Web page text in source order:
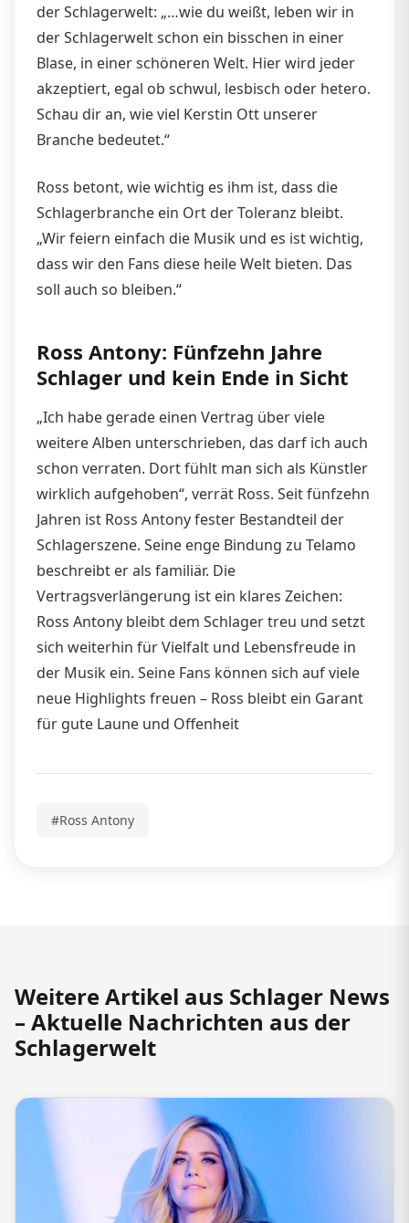
der Schlagerwelt: „…wie du weißt, leben wir in
der Schlagerwelt schon ein bisschen in einer
Blase, in einer schöneren Welt. Hier wird jeder
akzeptiert, egal ob schwul, lesbisch oder hetero.
Schau dir an, wie viel Kerstin Ott unserer
Branche bedeutet.“
Ross betont, wie wichtig es ihm ist, dass die
Schlagerbranche ein Ort der Toleranz bleibt.
„Wir feiern einfach die Musik und es ist wichtig,
dass wir den Fans diese heile Welt bieten. Das
soll auch so bleiben.“
Ross Antony: Fünfzehn Jahre
Schlager und kein Ende in Sicht
„Ich habe gerade einen Vertrag über viele
weitere Alben unterschrieben, das darf ich auch
schon verraten. Dort fühlt man sich als Künstler
wirklich aufgehoben“, verrät Ross. Seit fünfzehn
Jahren ist Ross Antony fester Bestandteil der
Schlagerszene. Seine enge Bindung zu Telamo
beschreibt er als familiär. Die
Vertragsverlängerung ist ein klares Zeichen:
Ross Antony bleibt dem Schlager treu und setzt
sich weiterhin für Vielfalt und Lebensfreude in
der Musik ein. Seine Fans können sich auf viele
neue Highlights freuen – Ross bleibt ein Garant
für gute Laune und Offenheit
#Ross Antony
Weitere Artikel aus Schlager News
– Aktuelle Nachrichten aus der
Schlagerwelt